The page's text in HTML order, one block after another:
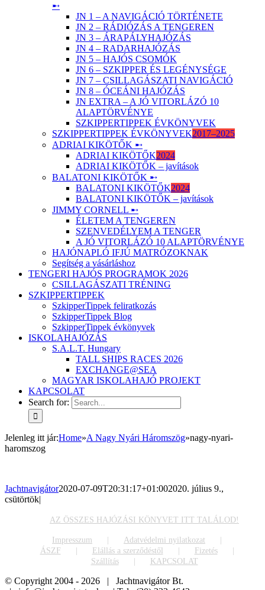
➸
JN 1 – A NAVIGÁCIÓ TÖRTÉNETE
JN 2 – RÁDIÓZÁS A TENGEREN
JN 3 – ÁRAPÁLYHAJÓZÁS
JN 4 – RADARHAJÓZÁS
JN 5 – HAJÓS CSOMÓK
JN 6 – SZKIPPER ÉS LEGÉNYSÉGE
JN 7 – CSILLAGÁSZATI NAVIGÁCIÓ
JN 8 – ÓCEÁNI HAJÓZÁS
JN EXTRA – A JÓ VITORLÁZÓ 10
ALAPTÖRVÉNYE
SZKIPPERTIPPEK ÉVKÖNYVEK
SZKIPPERTIPPEK ÉVKÖNYVEK2017–2025
ADRIAI KIKÖTŐK ➸
ADRIAI KIKÖTŐK2024
ADRIAI KIKÖTŐK – javítások
BALATONI KIKÖTŐK ➸
BALATONI KIKÖTŐK2024
BALATONI KIKÖTŐK – javítások
JIMMY CORNELL ➸
ÉLETEM A TENGEREN
SZENVEDÉLYEM A TENGER
A JÓ VITORLÁZÓ 10 ALAPTÖRVÉNYE
HAJÓNAPLÓ IFJÚ MATRÓZOKNAK
Segítség a vásárláshoz
TENGERI HAJÓS PROGRAMOK 2026
CSILLAGÁSZATI TRÉNING
SZKIPPERTIPPEK
SzkipperTippek feliratkozás
SzkipperTippek Blog
SzkipperTippek évkönyvek
ISKOLAHAJÓZÁS
S.A.L.T. Hungary
TALL SHIPS RACES 2026
EXCHANGE@SEA
MAGYAR ISKOLAHAJÓ PROJEKT
KAPCSOLAT
Search for:
Jelenleg itt jár:Home»A Nagy Nyári Háromszög»nagy-nyari-
haromszog
Jachtnavigátor2020-07-09T20:31:17+01:002020. július 9.,
csütörtök|
AZ ÖSSZES HAJÓZÁSI KÖNYVET ITT TALÁLOD!
Impresszum
Adatvédelmi nyilatkozat
ÁSZF
Elállás a szerződéstől
Fizetés
Szállítás
KAPCSOLAT
© Copyright 2004 - 2026 | Jachtnavigátor Bt.